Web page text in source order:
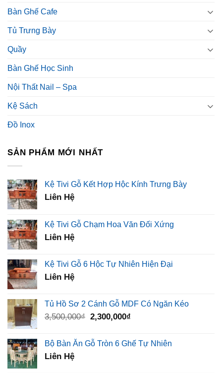
Bàn Ghế Cafe
Tủ Trưng Bày
Quầy
Bàn Ghế Học Sinh
Nội Thất Nail – Spa
Kệ Sách
Đồ Inox
SẢN PHẨM MỚI NHẤT
Kệ Tivi Gỗ Kết Hợp Hộc Kính Trưng Bày
Liên Hệ
Kệ Tivi Gỗ Chạm Hoa Văn Đối Xứng
Liên Hệ
Kệ Tivi Gỗ 6 Hộc Tự Nhiên Hiện Đại
Liên Hệ
Tủ Hồ Sơ 2 Cánh Gỗ MDF Có Ngăn Kéo
3,500,000₫ Giá
là:
3,500,000₫.
2,300,000₫
tại
là:
Bộ Bàn Ăn Gỗ Tròn 6 Ghế Tự Nhiên
Liên Hệ